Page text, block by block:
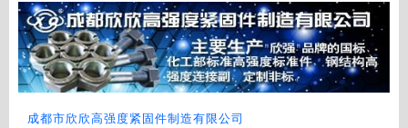
成都市欣欣高强度紧固件制造有限公司